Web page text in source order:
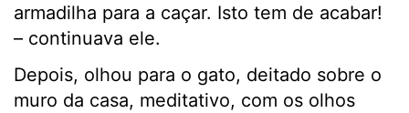
armadilha para a caçar. Isto tem de acabar!
– continuava ele.
Depois, olhou para o gato, deitado sobre o
muro da casa, meditativo, com os olhos